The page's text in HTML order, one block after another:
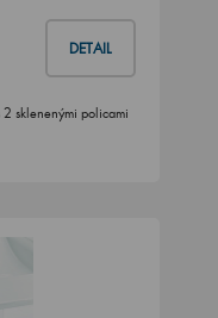
DETAIL
sklenenými policami